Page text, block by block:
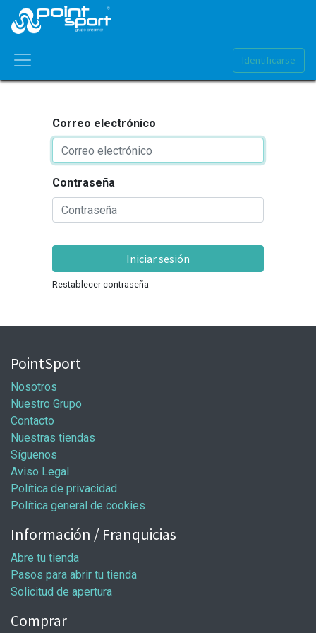
Identificarse
Correo electrónico
Contraseña
Iniciar sesión
Restablecer contraseña
PointSport
Nosotros
Nuestro Grupo
Contacto
Nuestras tiendas
Síguenos
Aviso Legal
Política de privacidad
Política general de cookies
Información / Franquicias
Abre tu tienda
Pasos para abrir tu tienda
Solicitud de apertura
Comprar